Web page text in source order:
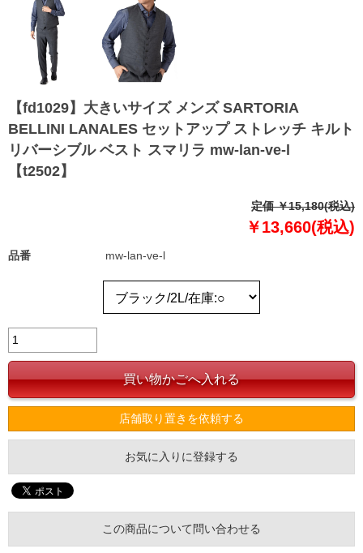
【fd1029】大きいサイズ メンズ SARTORIA
BELLINI LANALES セットアップ ストレッチ キルト
リバーシブル ベスト スマリラ mw-lan-ve-l
【t2502】
定価 ￥15,180(税込)
￥13,660(税込)
品番 mw-lan-ve-l
店舗取り置きを依頼する
お気に入りに登録する
この商品について問い合わせる